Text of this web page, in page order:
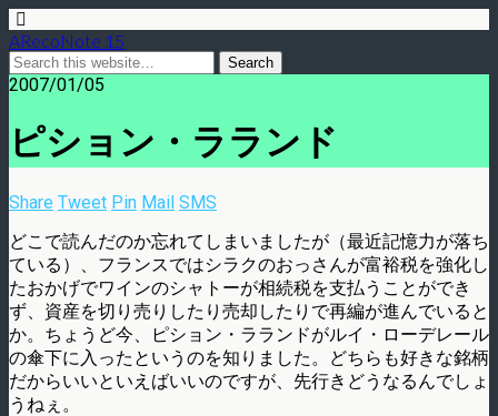
ARecoNote 15
2007/01/05
ピション・ラランド
Share Tweet Pin Mail SMS
どこで読んだのか忘れてしまいましたが（最近記憶力が落ち
ている）、フランスではシラクのおっさんが富裕税を強化し
たおかげでワインのシャトーが相続税を支払うことができ
ず、資産を切り売りしたり売却したりで再編が進んでいると
か。ちょうど今、ピション・ラランドがルイ・ローデレール
の傘下に入ったというのを知りました。どちらも好きな銘柄
だからいいといえばいいのですが、先行きどうなるんでしょ
うねぇ。